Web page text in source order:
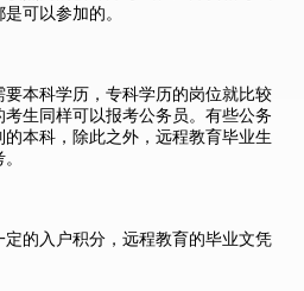
可以参加的。
本科学历，专科学历的岗位就比较
生同样可以报考公务员。有些公务
本科，除此之外，远程教育毕业生
的入户积分，远程教育的毕业文凭